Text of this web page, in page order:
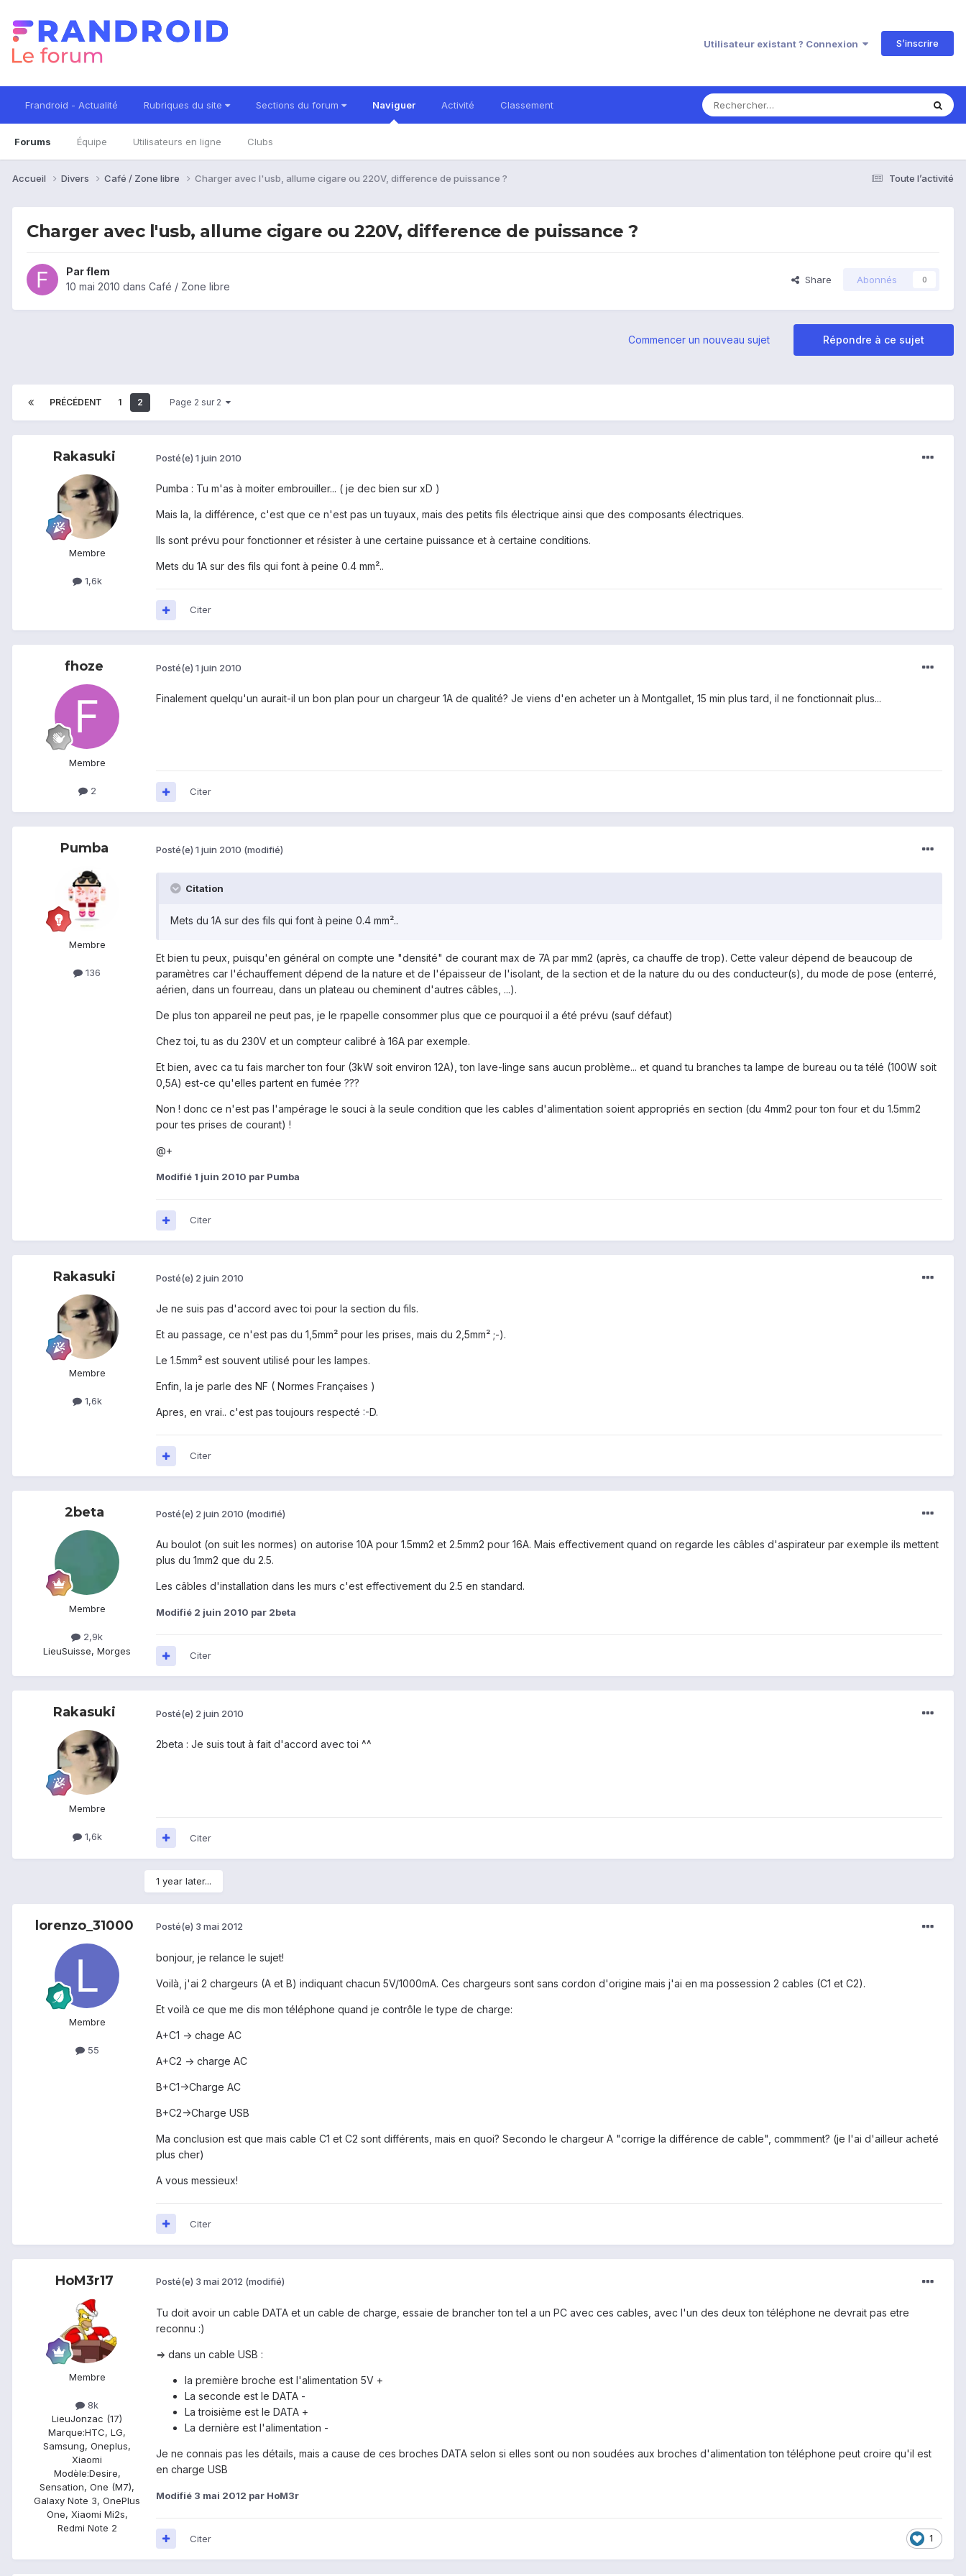
Utilisateur existant ? Connexion S’inscrire
Frandroid - Actualité Rubriques du site Sections du forum Naviguer
Forums Équipe Utilisateurs en ligne Clubs
Activité Classement
Toute l’activité
Accueil Divers Café / Zone libre Charger avec l'usb, allume cigare ou 220V, difference de puissance ?
Charger avec l'usb, allume cigare ou 220V, difference de puissance ?
Parflem
10 mai 2010 dans Café / Zone libre
Share Abonnés 0
Répondre à ce sujet
Commencer un nouveau sujet
PRÉCÉDENT 1 2 Page 2 sur 2
Rakasuki
Membre
1,6k
Posté(e) 1 juin 2010
Pumba : Tu m'as à moiter embrouiller... ( je dec bien sur xD )
Mais la, la différence, c'est que ce n'est pas un tuyaux, mais des petits fils électrique ainsi que des composants électriques.
Ils sont prévu pour fonctionner et résister à une certaine puissance et à certaine conditions.
Mets du 1A sur des fils qui font à peine 0.4 mm²..
Citer
fhoze
Membre
2
Posté(e) 1 juin 2010
Finalement quelqu'un aurait-il un bon plan pour un chargeur 1A de qualité? Je viens d'en acheter un à Montgallet, 15 min plus tard, il ne fonctionnait plus...
Citer
Pumba
Membre
136
Posté(e) 1 juin 2010 (modifié)
Citation
Mets du 1A sur des fils qui font à peine 0.4 mm²..
Et bien tu peux, puisqu'en général on compte une "densité" de courant max de 7A par mm2 (après, ca chauffe de trop). Cette valeur dépend de beaucoup de
paramètres car l'échauffement dépend de la nature et de l'épaisseur de l'isolant, de la section et de la nature du ou des conducteur(s), du mode de pose (enterré,
aérien, dans un fourreau, dans un plateau ou cheminent d'autres câbles, ...).
De plus ton appareil ne peut pas, je le rpapelle consommer plus que ce pourquoi il a été prévu (sauf défaut)
Chez toi, tu as du 230V et un compteur calibré à 16A par exemple.
Et bien, avec ca tu fais marcher ton four (3kW soit environ 12A), ton lave-linge sans aucun problème... et quand tu branches ta lampe de bureau ou ta télé (100W soit
0,5A) est-ce qu'elles partent en fumée ???
Non ! donc ce n'est pas l'ampérage le souci à la seule condition que les cables d'alimentation soient appropriés en section (du 4mm2 pour ton four et du 1.5mm2
pour tes prises de courant) !
@+
Modifié 1 juin 2010 par Pumba
Citer
Rakasuki
Membre
1,6k
Posté(e) 2 juin 2010
Je ne suis pas d'accord avec toi pour la section du fils.
Et au passage, ce n'est pas du 1,5mm² pour les prises, mais du 2,5mm² ;-).
Le 1.5mm² est souvent utilisé pour les lampes.
Enfin, la je parle des NF ( Normes Françaises )
Apres, en vrai.. c'est pas toujours respecté :-D.
Citer
2beta
Membre
2,9k
LieuSuisse, Morges
Posté(e) 2 juin 2010 (modifié)
Au boulot (on suit les normes) on autorise 10A pour 1.5mm2 et 2.5mm2 pour 16A. Mais effectivement quand on regarde les câbles d'aspirateur par exemple ils mettent
plus du 1mm2 que du 2.5.
Les câbles d'installation dans les murs c'est effectivement du 2.5 en standard.
Modifié 2 juin 2010 par 2beta
Citer
Rakasuki
Membre
1,6k
Posté(e) 2 juin 2010
2beta : Je suis tout à fait d'accord avec toi ^^
Citer
1 year later...
lorenzo_31000
Membre
55
Posté(e) 3 mai 2012
bonjour, je relance le sujet!
Voilà, j'ai 2 chargeurs (A et B) indiquant chacun 5V/1000mA. Ces chargeurs sont sans cordon d'origine mais j'ai en ma possession 2 cables (C1 et C2).
Et voilà ce que me dis mon téléphone quand je contrôle le type de charge:
A+C1 -> chage AC
A+C2 -> charge AC
B+C1->Charge AC
B+C2->Charge USB
Ma conclusion est que mais cable C1 et C2 sont différents, mais en quoi? Secondo le chargeur A "corrige la différence de cable", commment? (je l'ai d'ailleur acheté
plus cher)
A vous messieux!
Citer
HoM3r17
Membre
8k
LieuJonzac (17)
Marque:HTC, LG,
Samsung, Oneplus,
Xiaomi
Modèle:Desire,
Sensation, One (M7),
Galaxy Note 3, OnePlus
One, Xiaomi Mi2s,
Redmi Note 2
Posté(e) 3 mai 2012 (modifié)
Tu doit avoir un cable DATA et un cable de charge, essaie de brancher ton tel a un PC avec ces cables, avec l'un des deux ton téléphone ne devrait pas etre
reconnu :)
=> dans un cable USB :
la première broche est l'alimentation 5V +
La seconde est le DATA -
La troisième est le DATA +
La dernière est l'alimentation -
Je ne connais pas les détails, mais a cause de ces broches DATA selon si elles sont ou non soudées aux broches d'alimentation ton téléphone peut croire qu'il est
en charge USB
Modifié 3 mai 2012 par HoM3r
1
Citer